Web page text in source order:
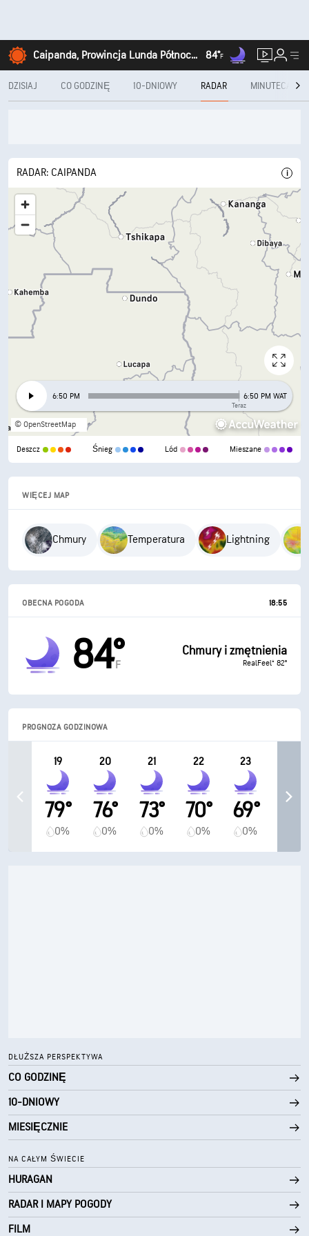
Caipanda, Prowincja Lunda Północna 84°F
DZISIAJ CO GODZINĘ 10-DNIOWY RADAR MINUTECAST®
RADAR: CAIPANDA
6:50 PM
Teraz
6:50 PM WAT
© OpenStreetMap
Deszcz Śnieg Lód Mieszane
WIĘCEJ MAP
Chmury Temperatura Lightning
OBECNA POGODA 18:55
84°
F
Chmury i zmętnienia
RealFeel® 82°
PROGNOZA GODZINOWA
19
79°
0%
20
76°
0%
21
73°
0%
22
70°
0%
23
69°
0%
DŁUŻSZA PERSPEKTYWA
CO GODZINĘ
10-DNIOWY
MIESIĘCZNIE
NA CAŁYM ŚWIECIE
HURAGAN
RADAR I MAPY POGODY
FILM